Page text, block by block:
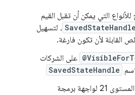
التي يمكن أن تقبل القيم
، لتسهيل
القابلة لأن تكون فارغة.
على الشركات
SavedStateHandle
تم تغيير minSdk من المستوى 21 لواجهة برمجة